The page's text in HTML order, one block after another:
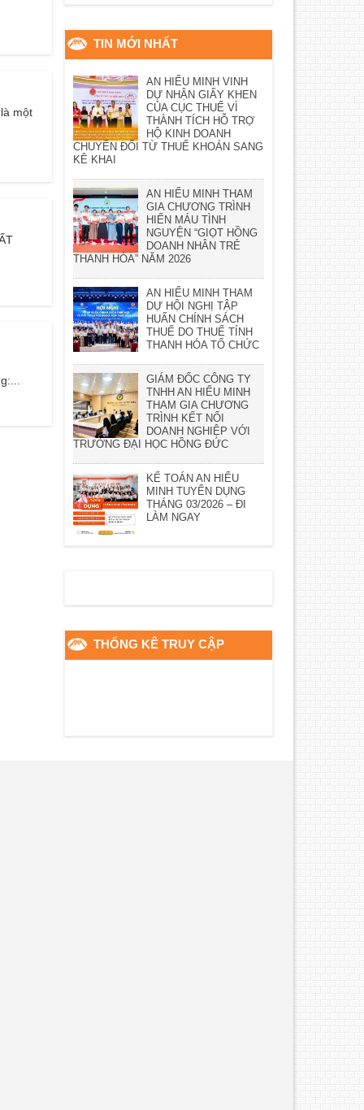
một
TIN MỚI NHẤT
AN HIỂU MINH VINH
DỰ NHẬN GIẤY KHEN
CỦA CỤC THUẾ VÌ
THÀNH TÍCH HỖ TRỢ
HỘ KINH DOANH
CHUYỂN ĐỔI TỪ THUẾ KHOÁN SANG
KÊ KHAI
AN HIỂU MINH THAM
GIA CHƯƠNG TRÌNH
HIẾN MÁU TÌNH
NGUYỆN “GIỌT HỒNG
DOANH NHÂN TRẺ
THANH HÓA” NĂM 2026
AN HIỂU MINH THAM
DỰ HỘI NGHỊ TẬP
HUẤN CHÍNH SÁCH
THUẾ DO THUẾ TỈNH
THANH HÓA TỔ CHỨC
GIÁM ĐỐC CÔNG TY
TNHH AN HIỂU MINH
THAM GIA CHƯƠNG
TRÌNH KẾT NỐI
DOANH NGHIỆP VỚI
TRƯỜNG ĐẠI HỌC HỒNG ĐỨC
KẾ TOÁN AN HIỂU
MINH TUYỂN DỤNG
THÁNG 03/2026 – ĐI
LÀM NGAY
THỐNG KÊ TRUY CẬP